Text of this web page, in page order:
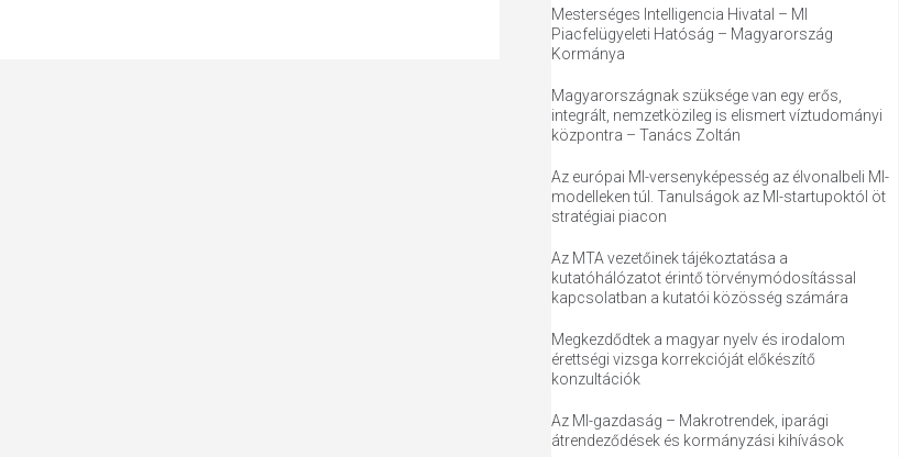
Mesterséges Intelligencia Hivatal – MI
Piacfelügyeleti Hatóság – Magyarország
Kormánya
Magyarországnak szüksége van egy erős,
integrált, nemzetközileg is elismert víztudományi
központra – Tanács Zoltán
Az európai MI-versenyképesség az élvonalbeli MI-
modelleken túl. Tanulságok az MI-startupoktól öt
stratégiai piacon
Az MTA vezetőinek tájékoztatása a
kutatóhálózatot érintő törvénymódosítással
kapcsolatban a kutatói közösség számára
Megkezdődtek a magyar nyelv és irodalom
érettségi vizsga korrekcióját előkészítő
konzultációk
Az MI-gazdaság – Makrotrendek, iparági
átrendeződések és kormányzási kihívások